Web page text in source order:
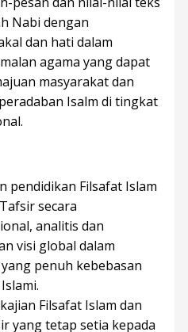
Nabi dengan
dan hati dalam
agama yang dapat
masyarakat dan
Isalm di tingkat
pendidikan Filsafat Islam
secara
analitis dan
visi global dalam
penuh kebebasan
Filsafat Islam dan
yang tetap setia kepada